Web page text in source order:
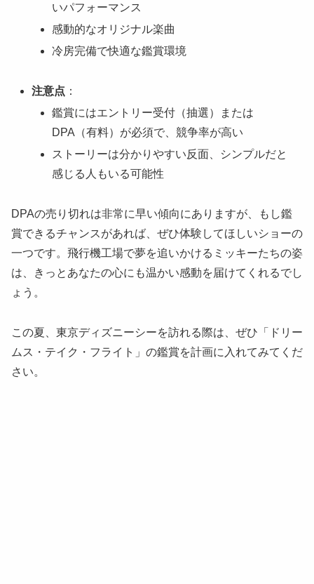
いパフォーマンス
感動的なオリジナル楽曲
冷房完備で快適な鑑賞環境
注意点 ：
鑑賞にはエントリー受付（抽選）または
DPA（有料）が必須で、競争率が高い
ストーリーは分かりやすい反面、シンプルだと
感じる人もいる可能性
DPAの売り切れは非常に早い傾向にありますが、もし鑑
賞できるチャンスがあれば、ぜひ体験してほしいショーの
一つです。飛行機工場で夢を追いかけるミッキーたちの姿
は、きっとあなたの心にも温かい感動を届けてくれるでし
ょう。
この夏、東京ディズニーシーを訪れる際は、ぜひ「ドリー
ムス・テイク・フライト」の鑑賞を計画に入れてみてくだ
さい。